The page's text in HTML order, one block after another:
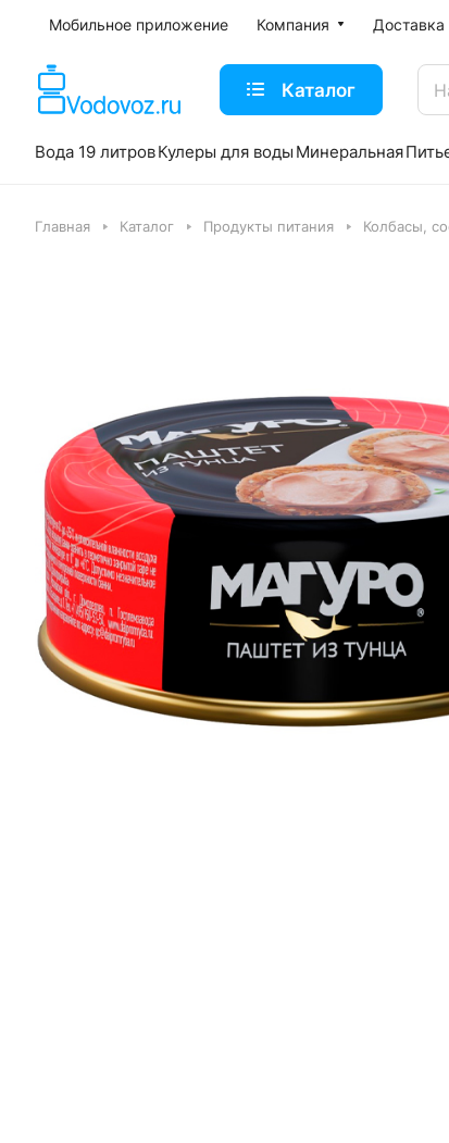
Мобильное приложение Компания Доставка
Каталог
Вода 19 литровКулеры для воды Минеральная
Главная Каталог Продукты питания Колбасы,